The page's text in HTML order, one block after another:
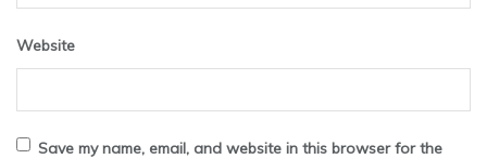
Website
Save my name, email, and website in this browser for the